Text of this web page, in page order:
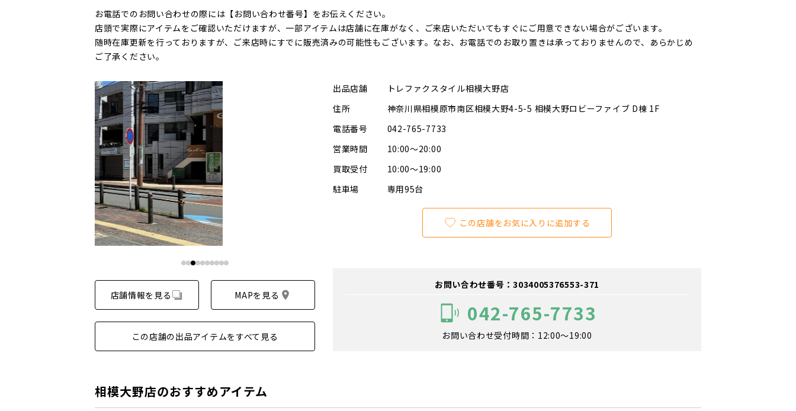
お電話でのお問い合わせの際には【お問い合わせ番号】をお伝えください。
店頭で実際にアイテムをご確認いただけますが、一部アイテムは店舗に在庫がなく、ご来店いただいてもすぐにご用意できない場合がございます。
随時在庫更新を行っておりますが、ご来店時にすでに販売済みの可能性もございます。なお、お電話でのお取り置きは承っておりませんので、あらかじめ
ご了承ください。
店舗情報を見る MAPを見る
この店舗の出品アイテムをすべて見る
出品店舗
トレファクスタイル相模大野店
住所
神奈川県相模原市南区相模大野4-5-5 相模大野ロビーファイブ D棟 1F
電話番号
042-765-7733
営業時間
10:00～20:00
買取受付
10:00～19:00
駐車場
専用95台
この店舗をお気に入りに追加する
お問い合わせ番号：3034005376553-371
042-765-7733
お問い合わせ受付時間：12:00～19:00
相模大野店のおすすめアイテム